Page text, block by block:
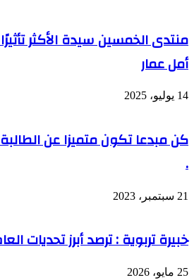
منتدى الخمسين سيدة الأكثر
أمل عمار
14 يوليو، 2025
كن مبدعا تكون متميزا عن
.
21 سبتمبر، 2023
خبيرة تربوية : ترصد أبرز تحديات
25 مايو، 2026